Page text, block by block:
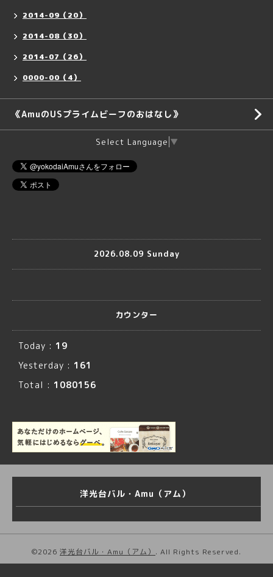
2014-09（20）
2014-08（30）
2014-07（26）
0000-00（4）
《AmuのUSプライムビーフのおはなし》
Select Language ▼
2026.08.09 Sunday
カウンター
Today : 19
Yesterday : 161
Total : 1080156
洋光台バル・Amu（アム）
©2026 洋光台バル・Amu（アム） . All Rights Reserved.